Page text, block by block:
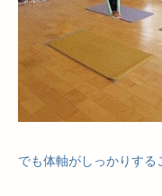
でも体軸がしっかりする